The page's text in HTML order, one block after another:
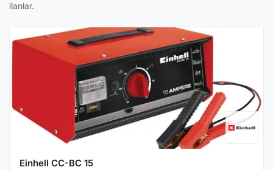
ilanlar.
Einhell CC-BC 15